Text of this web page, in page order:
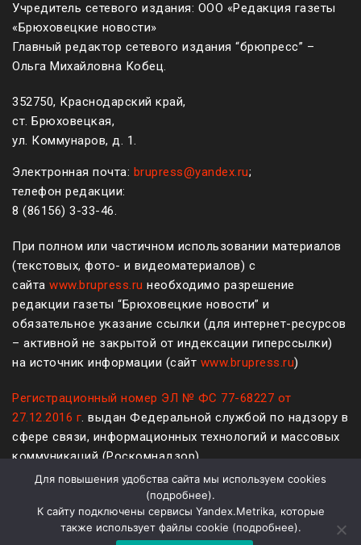
Учредитель сетевого издания: ООО «Редакция газеты
«Брюховецкие новости»
Главный редактор сетевого издания “брюпресс” –
Ольга Михайловна Кобец.
352750, Краснодарский край,
ст. Брюховецкая,
ул. Коммунаров, д. 1.
Электронная почта: brupress@yandex.ru;
телефон редакции:
8 (861 56) 3-33-46.
При полном или частичном использовании материалов
(текстовых, фото- и видеоматериалов) с
сайта www.brupress.ru необходимо разрешение
редакции газеты “Брюховецкие новости” и
обязательное указание ссылки (для интернет-ресурсов
– активной не закрытой от индексации гиперссылки)
на источник информации (сайт www.brupress.ru)
Регистрационный номер ЭЛ № ФС 77-68227 от
27.12.2016 г. выдан Федеральной службой по надзору в
сфере связи, информационных технологий и массовых
коммуникаций (Роскомнадзор)
Политика конфиденциальности и защиты информации
Для повышения удобства сайта мы используем cookies
(подробнее).
К сайту подключены сервисы Yandex.Metrika, которые
также использует файлы cookie (подробнее).